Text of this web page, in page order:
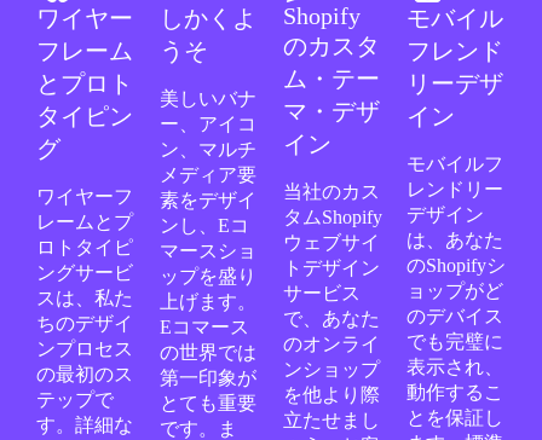
ワイヤー
フレーム
とプロト
タイピン
グ
ワイヤーフ
レームとプ
ロトタイピ
ングサービ
スは、私た
ちのデザイ
ンプロセス
の最初のス
テップで
す。詳細な
しかくよ
うそ
美しいバナ
ー、アイコ
ン、マルチ
メディア要
素をデザイ
ンし、Eコ
マースショ
ップを盛り
上げます。
Eコマース
の世界では
第一印象が
とても重要
です。ま
Shopify
のカスタ
ム・テー
マ・デザ
イン
当社のカス
タムShopify
ウェブサイ
トデザイン
サービス
で、あなた
のオンライ
ンショップ
を他より際
立たせまし
モバイル
フレンド
リーデザ
イン
モバイルフ
レンドリー
デザイン
は、あなた
のShopifyシ
ョップがど
のデバイス
でも完璧に
表示され、
動作するこ
とを保証し